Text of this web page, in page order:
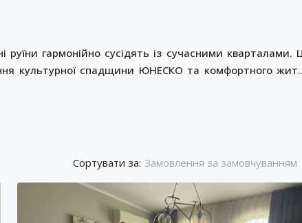
гармонійно сусідять із сучасними кварталами.
культурної спадщини ЮНЕСКО та комфортного
Сортувати за: Замовлення за замовчуванням